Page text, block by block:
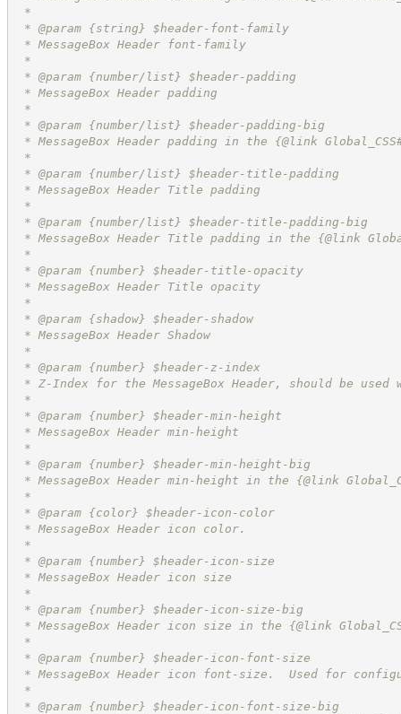
*
* @param {string} $header-font-family
* MessageBox Header font-family
*
* @param {number/list} $header-padding
* MessageBox Header padding
*
* @param {number/list} $header-padding-big
* MessageBox Header padding in the {@link
*
* @param {number/list} $header-title-padding
* MessageBox Header Title padding
*
* @param {number/list} $header-title-padding-big
* MessageBox Header Title padding in the {@link
*
* @param {number} $header-title-opacity
* MessageBox Header Title opacity
*
* @param {shadow} $header-shadow
* MessageBox Header Shadow
*
* @param {number} $header-z-index
* Z-Index for the MessageBox Header, should be
*
* @param {number} $header-min-height
* MessageBox Header min-height
*
* @param {number} $header-min-height-big
* MessageBox Header min-height in the {@link
*
* @param {color} $header-icon-color
* MessageBox Header icon color.
*
* @param {number} $header-icon-size
* MessageBox Header icon size
*
* @param {number} $header-icon-size-big
* MessageBox Header icon size in the {@link
*
* @param {number} $header-icon-font-size
* MessageBox Header icon font-size.  Used for
*
* @param {number} $header-icon-font-size-big